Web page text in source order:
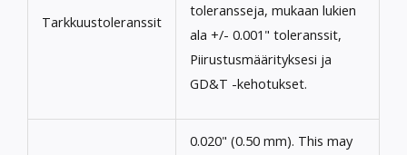
Tarkkuustoleranssit
toleransseja, mukaan lukien
ala +/- 0.001" toleranssit,
Piirustusmäärityksesi ja
GD&T -kehotukset.
0.020" (0.50 mm). This may